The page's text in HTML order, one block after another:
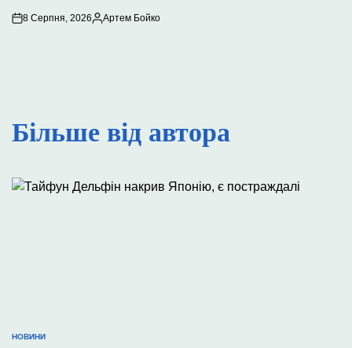
8 Серпня, 2026
Опубліковано
Артем Бойко
Більше від автора
ОПУБЛІКУВАТИ
НОВИНИ